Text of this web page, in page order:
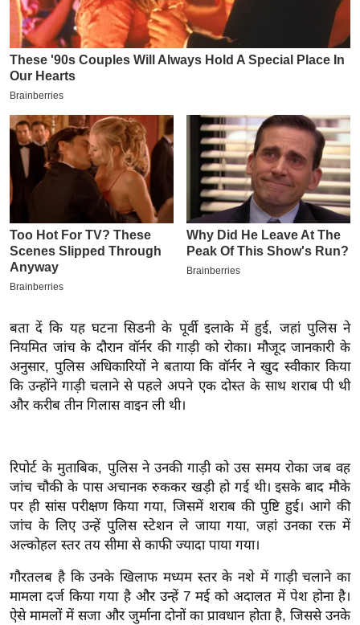
I
P
L
2
0
2
6
क्रा
ई
-
पे
प
मि
सा
ल
सा
ल
श
ख्सि
य
त
यं
ग
बता दें कि यह घटना सिडनी के पूर्वी इलाके में हुई, जहां पुलिस ने
नियमित जांच के दौरान वॉर्नर की गाड़ी को रोका। मौजूद जानकारी के
अनुसार, पुलिस अधिकारियों ने बताया कि वॉर्नर ने खुद स्वीकार किया
कि उन्होंने गाड़ी चलाने से पहले अपने एक दोस्त के साथ शराब पी थी
और करीब तीन गिलास वाइन ली थी।
रिपोर्ट के मुताबिक, पुलिस ने उनकी गाड़ी को उस समय रोका जब वह
जांच चौकी के पास अचानक रुककर खड़ी हो गई थी। इसके बाद मौके
पर ही सांस परीक्षण किया गया, जिसमें शराब की पुष्टि हुई। आगे की
जांच के लिए उन्हें पुलिस स्टेशन ले जाया गया, जहां उनका रक्त में
अल्कोहल स्तर तय सीमा से काफी ज्यादा पाया गया।
गौरतलब है कि उनके खिलाफ मध्यम स्तर के नशे में गाड़ी चलाने का
मामला दर्ज किया गया है और उन्हें 7 मई को अदालत में पेश होना है।
ऐसे मामलों में सजा और जुर्माना दोनों का प्रावधान होता है, जिससे उनके